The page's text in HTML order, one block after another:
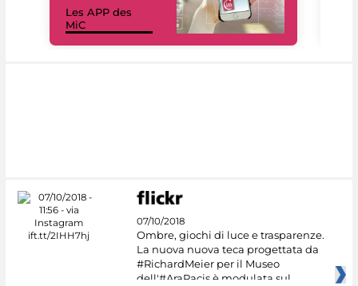
Les APP des
MiC
07/10/2018
Ombre, giochi di luce e trasparenze.
La nuova nuova teca progettata da
#RichardMeier per il Museo
dell'#AraPacis è modulata sul